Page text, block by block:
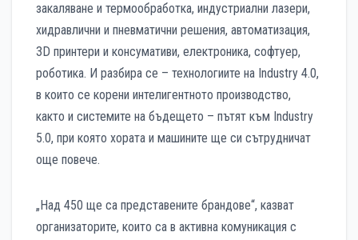
закаляване и термообработка, индустриални лазери,
хидравлични и пневматични решения, автоматизация,
3D принтери и консумативи, електроника, софтуер,
роботика. И разбира се – технологиите на Industry 4.0,
в които се корени интелигентното производство,
както и системите на бъдещето – пътят към Industry
5.0, при която хората и машините ще си сътрудничат
още повече.
„Над 450 ще са представените брандове“, казват
организаторите, които са в активна комуникация с